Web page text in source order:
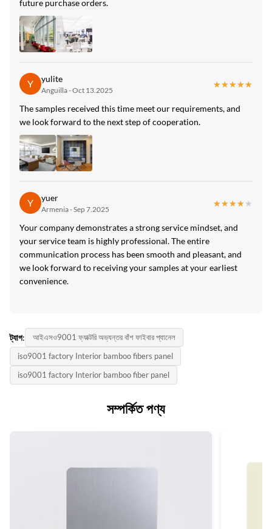
future purchase orders.
Y yulite
Anguilla - Oct 13.2025
★★★★★
★★★★★
The samples received this time meet our requirements, and
we look forward to the next step of cooperation.
Y yuer
Armenia - Sep 7.2025
★★★★★
★★★★★
Your company demonstrates a strong service mindset, and
your service team is highly professional. The entire
communication process has been smooth and pleasant, and
we look forward to receiving your samples at your earliest
convenience.
ট্যাগ:
আইএসও9001 ফ্যাক্টরি অভ্যন্তর বাঁশ ফাইবার প্যানেল
iso9001 factory Interior bamboo fibers panel
iso9001 factory Interior bamboo fiber panel
সম্পর্কিত পণ্য